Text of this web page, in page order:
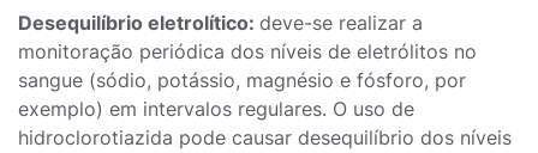
Desequilíbrio eletrolítico: deve-se realizar a
monitoração periódica dos níveis de eletrólitos no
sangue (sódio, potássio, magnésio e fósforo, por
exemplo) em intervalos regulares. O uso de
hidroclorotiazida pode causar desequilíbrio dos níveis